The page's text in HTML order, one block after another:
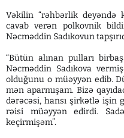
Vəkilin “rəhbərlik deyəndə
cavab verən polkovnik
Nəcməddin Sadıkovun
“Bütün alınan pulları
Nəcməddin Sadıkova
olduğunu o müəyyən edib.
mən aparmışam. Bizə
dərəcəsi, hansı şirkətlə işin
rəisi müəyyən edirdi.
keçirmişəm”.